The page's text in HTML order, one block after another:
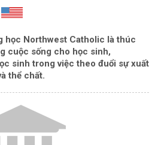
học Northwest Catholic là thúc
cuộc sống cho học sinh,
sinh trong việc theo đuổi sự xuất
thể chất.